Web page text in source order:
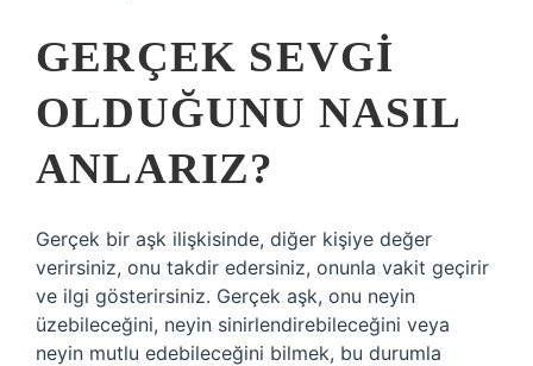
GERÇEK SEVGI
OLDUĞUNU NASIL
ANLARIZ?
Gerçek bir aşk ilişkisinde, diğer kişiye değer
verirsiniz, onu takdir edersiniz, onunla vakit geçirir
ve ilgi gösterirsiniz. Gerçek aşk, onu neyin
üzebileceğini, neyin sinirlendirebileceğini veya
neyin mutlu edebileceğini bilmek, bu durumla